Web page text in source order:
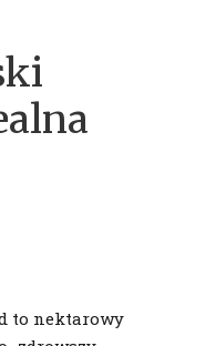
to nektarowy